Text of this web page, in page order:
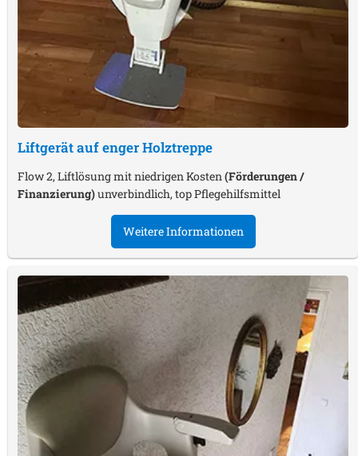
Liftgerät auf enger Holztreppe
Flow 2, Liftlösung mit niedrigen Kosten (Förderungen /
Finanzierung)unverbindlich, top Pflegehilfsmittel
Weitere Informationen